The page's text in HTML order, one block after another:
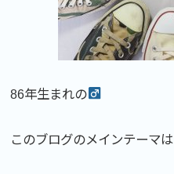
86年生まれの
このブログのメインテーマは